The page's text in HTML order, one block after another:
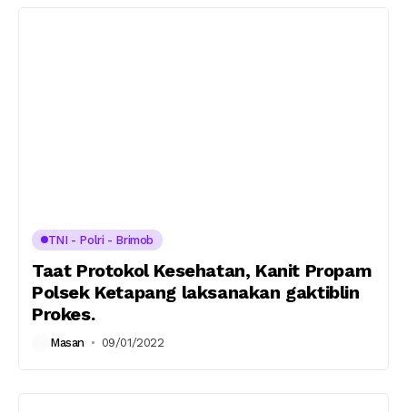
TNI - Polri - Brimob
Taat Protokol Kesehatan, Kanit Propam
Polsek Ketapang laksanakan gaktiblin
Prokes.
Masan 09/01/2022